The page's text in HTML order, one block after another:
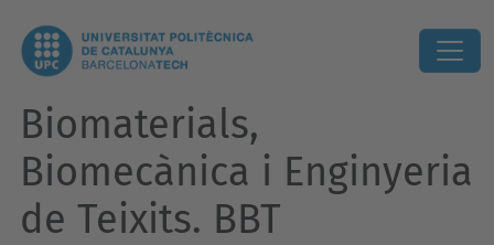
Biomaterials,
Biomecànica i Enginyeria
de Teixits. BBT